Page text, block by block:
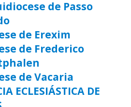
de Passo
de Erexim
de Frederico
de Vacaria
ECLESIÁSTICA DE